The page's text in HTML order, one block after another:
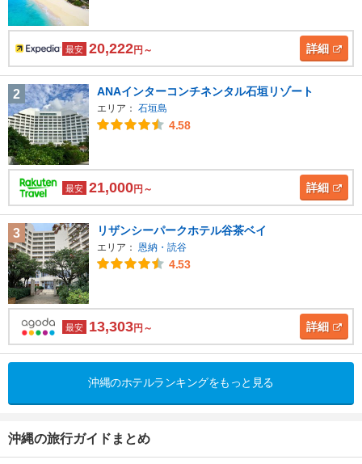
最安 20,222円～ 詳細
2 ANAインターコンチネンタル石垣リゾート
エリア： 石垣島
4.58
最安 21,000円～ 詳細
3 リザンシーパークホテル谷茶ベイ
エリア： 恩納・読谷
4.53
最安 13,303円～ 詳細
沖縄のホテルランキングをもっと見る
沖縄の旅行ガイドまとめ